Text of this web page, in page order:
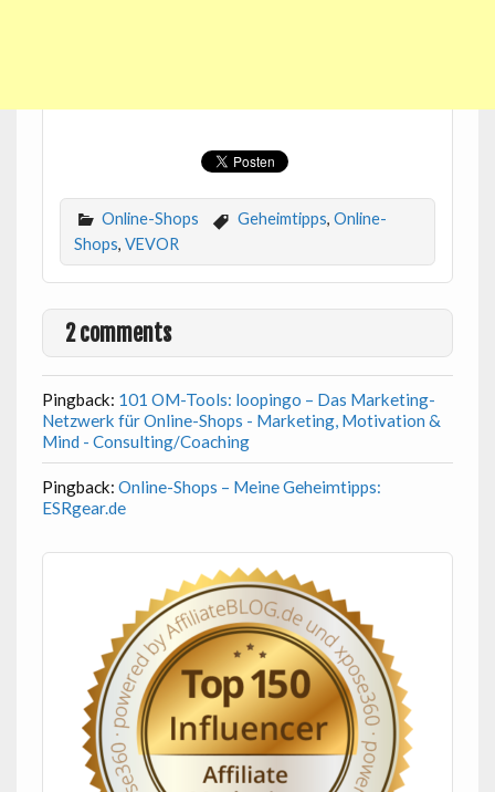
Online-Shops Geheimtipps, Online-
Shops, VEVOR
2 comments
Pingback: 101 OM-Tools: loopingo – Das Marketing-
Netzwerk für Online-Shops - Marketing, Motivation &
Mind - Consulting/Coaching
Pingback: Online-Shops – Meine Geheimtipps:
ESRgear.de